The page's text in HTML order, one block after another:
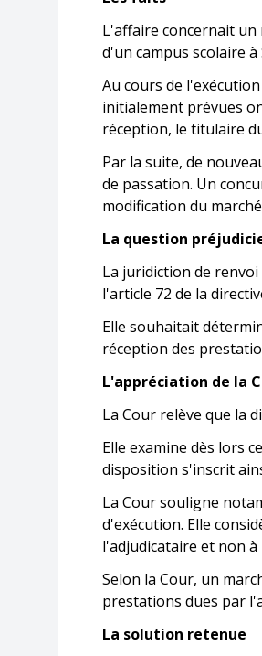
L'affaire concernait
d'un campus scolaire à
Au cours de
initialement prévues
réception, le titulaire
Par la suite, de
de passation. Un
modification du
La question
La juridiction de
l'article 72 de la
Elle souhaitait
réception des
L'appréciation de la
La Cour relève que la
Elle examine dès lors
disposition s'inscrit
La Cour souligne
d'exécution. Elle
l'adjudicataire et non
Selon la Cour, un
prestations dues par
La solution retenue